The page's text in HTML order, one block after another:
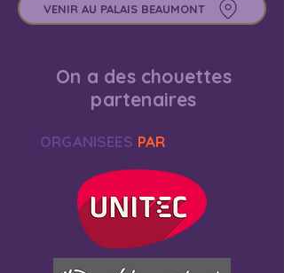
VENIR AU PALAIS BEAUMONT
On a des chouettes
partenaires
ORGANISEES PAR